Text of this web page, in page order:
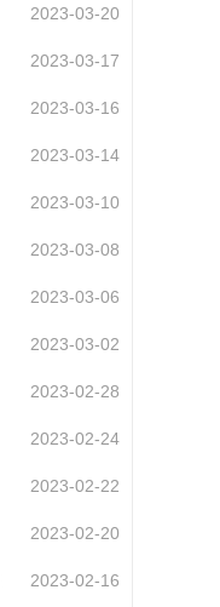
2023-03-20
2023-03-17
2023-03-16
2023-03-14
2023-03-10
2023-03-08
2023-03-06
2023-03-02
2023-02-28
2023-02-24
2023-02-22
2023-02-20
2023-02-16